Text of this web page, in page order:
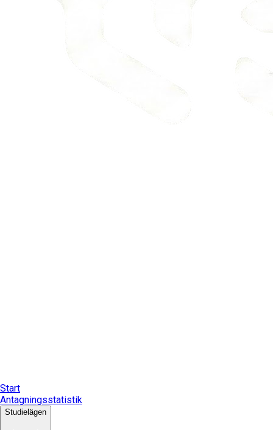
Start
Antagningsstatistik
Studielägen